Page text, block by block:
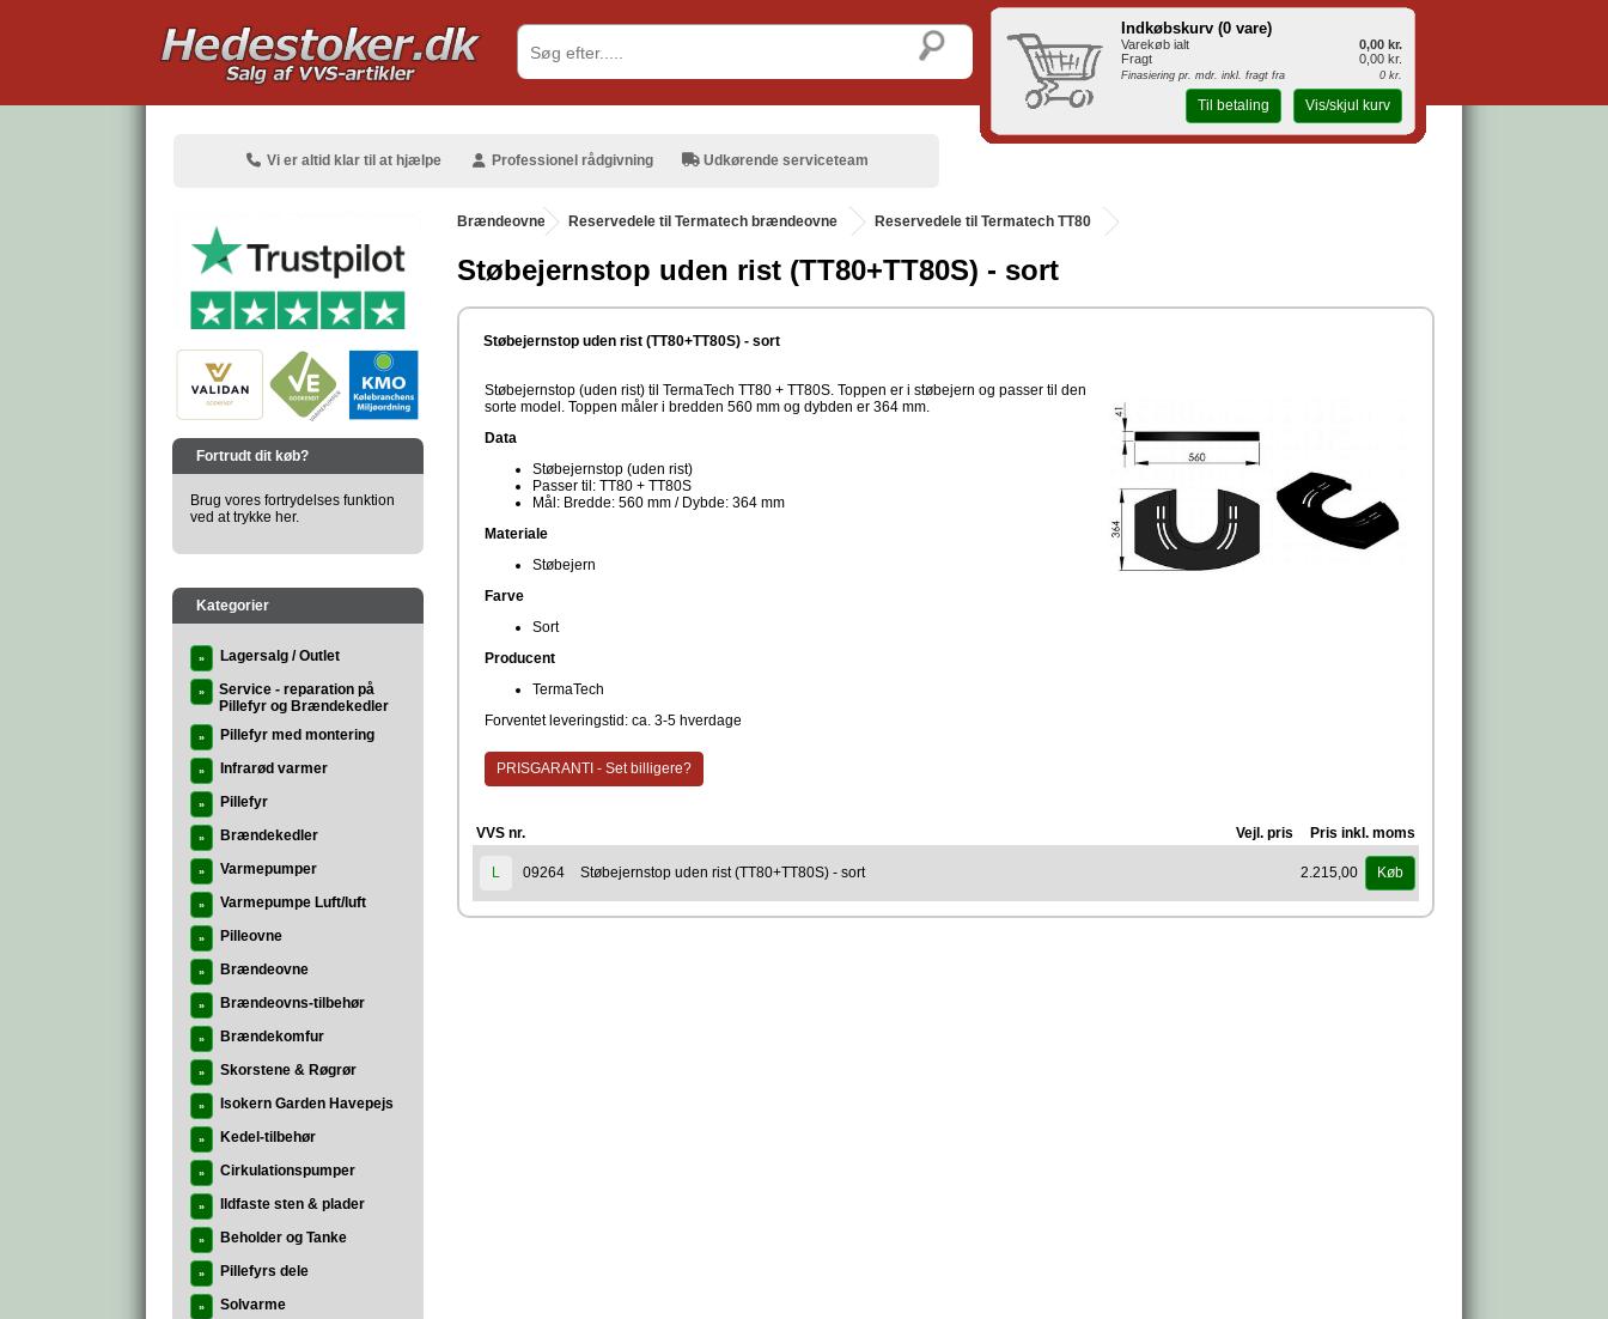
Vi er altid klar til at hjælpe Professionel rådgivning Udkørende serviceteam
Fortrudt dit køb?
Brug vores fortrydelses funktion
ved at trykke her.
Kategorier
» Lagersalg / Outlet
»
Service - reparation på
Pillefyr og Brændekedler
» Pillefyr med montering
» Infrarød varmer
» Pillefyr
» Brændekedler
» Varmepumper
» Varmepumpe Luft/luft
» Pilleovne
» Brændeovne
» Brændeovns-tilbehør
» Brændekomfur
» Skorstene & Røgrør
» Isokern Garden Havepejs
» Kedel-tilbehør
» Cirkulationspumper
» Ildfaste sten & plader
» Beholder og Tanke
» Pillefyrs dele
» Solvarme
Brændeovne . Reservedele til Termatech brændeovne Reservedele til Termatech TT80
Støbejernstop uden rist (TT80+TT80S) - sort
Støbejernstop uden rist (TT80+TT80S) - sort
Støbejernstop (uden rist) til TermaTech TT80 + TT80S. Toppen er i støbejern og passer til den
sorte model. Toppen måler i bredden 560 mm og dybden er 364 mm.
Data
Støbejernstop (uden rist)
Passer til: TT80 + TT80S
Mål: Bredde: 560 mm / Dybde: 364 mm
Materiale
Støbejern
Farve
Sort
Producent
TermaTech
Forventet leveringstid: ca. 3-5 hverdage
PRISGARANTI - Set billigere?
VVS nr. Vejl. pris Pris inkl. moms
L 09264 Støbejernstop uden rist (TT80+TT80S) - sort 2.215,00 Køb
Indkøbskurv (0 vare)
Varekøb ialt
0,00 kr.
Fragt
0,00 kr.
Finasiering pr. mdr. inkl. fragt fra 0 kr.
Til betaling Vis/skjul kurv